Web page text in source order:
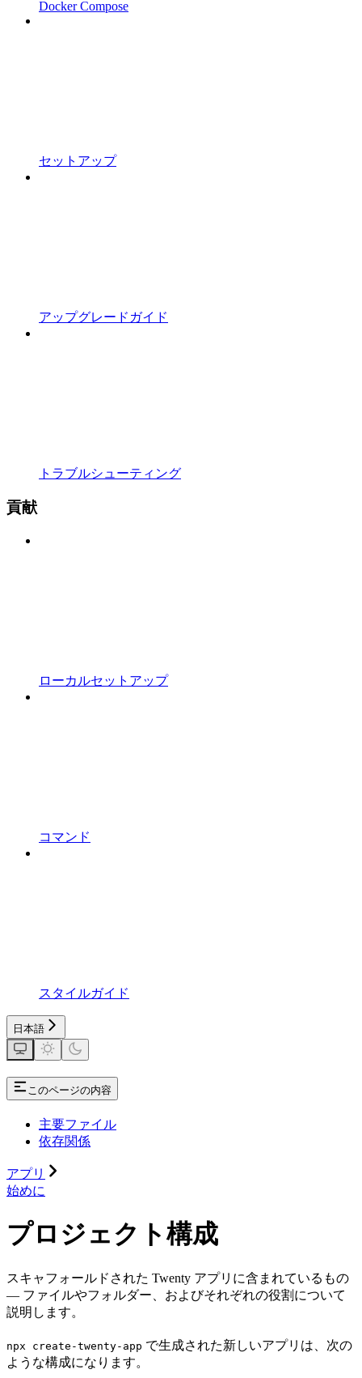
Docker Compose
セットアップ
アップグレードガイド
トラブルシューティング
貢献
ローカルセットアップ
コマンド
スタイルガイド
日本語
このページの内容
主要ファイル
依存関係
アプリ
始めに
プロジェクト構成
スキャフォールドされた Twenty アプリに含まれているもの
— ファイルやフォルダー、およびそれぞれの役割について
説明します。
npx create-twenty-app で生成された新しいアプリは、次の
ような構成になります。